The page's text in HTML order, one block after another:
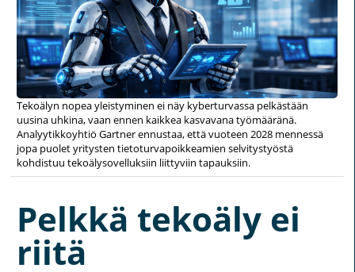
Tekoälyn nopea yleistyminen ei näy kyberturvassa pelkästään
uusina uhkina, vaan ennen kaikkea kasvavana työmääränä.
Analyytikkoyhtiö Gartner ennustaa, että vuoteen 2028 mennessä
jopa puolet yritysten tietoturvapoikkeamien selvitystyöstä
kohdistuu tekoälysovelluksiin liittyviin tapauksiin.
Pelkkä tekoäly ei
riitä